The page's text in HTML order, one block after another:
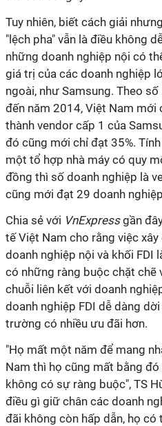
Tuy nhiên, biết cách giải
"lệch pha" vẫn là điều không
những doanh nghiệp nội có
giá trị của các doanh nghiệp
ngoài, như Samsung. Theo
đến năm 2014, Việt Nam mới
thành vendor cấp 1 của
đó cũng mới chỉ đạt 35%.
một tổ hợp nhà máy có quy
đồng thì số doanh nghiệp là
cũng mới đạt 29 doanh
Chia sẻ với VnExpressgần
tế Việt Nam cho rằng việc
doanh nghiệp nội và khối FDI
có những ràng buộc chặt chẽ
chuỗi liên kết với doanh
doanh nghiệp FDI dễ dàng
trường có nhiều ưu đãi hơn.
"Họ mất một năm để mang
Nam thì họ cũng mất bằng
không có sự ràng buộc", TS
điều gì giữ chân các doanh
đãi không còn hấp dẫn, họ